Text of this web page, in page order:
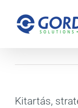
Kitartás,